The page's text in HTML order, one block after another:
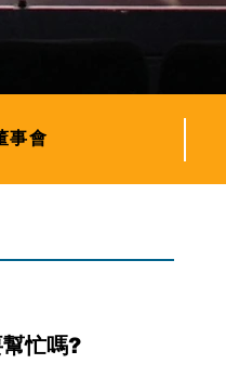
事會
忙嗎?